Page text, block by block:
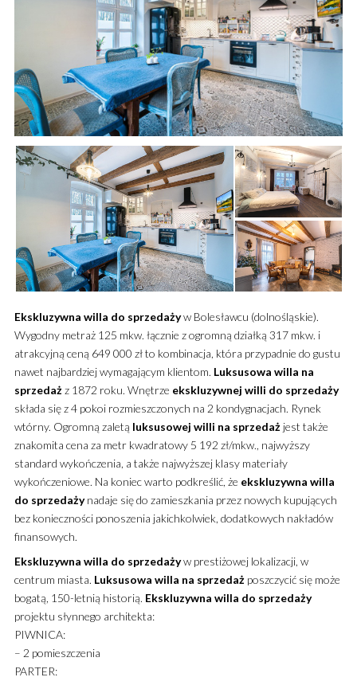
Ekskluzywna willa do sprzedażyw Bolesławcu (dolnośląskie).
Wygodny metraż 125 mkw. łącznie z ogromną działką 317 mkw. i
atrakcyjną ceną 649 000 zł to kombinacja, która przypadnie do gustu
nawet najbardziej wymagającym klientom. Luksusowa willa na
sprzedażz 1872 roku. Wnętrze ekskluzywnej willi do sprzedaży
składa się z 4 pokoi rozmieszczonych na 2 kondygnacjach. Rynek
wtórny. Ogromną zaletą luksusowej willi na sprzedażjest także
znakomita cena za metr kwadratowy 5 192 zł/mkw., najwyższy
standard wykończenia, a także najwyższej klasy materiały
wykończeniowe. Na koniec warto podkreślić, że ekskluzywna willa
do sprzedażynadaje się do zamieszkania przez nowych kupujących
bez konieczności ponoszenia jakichkolwiek, dodatkowych nakładów
finansowych.
Ekskluzywna willa do sprzedażyw prestiżowej lokalizacji, w
centrum miasta. Luksusowa willa na sprzedażposzczycić się może
bogatą, 150-letnią historią. Ekskluzywna willa do sprzedaży
projektu słynnego architekta:
PIWNICA:
– 2 pomieszczenia
PARTER: